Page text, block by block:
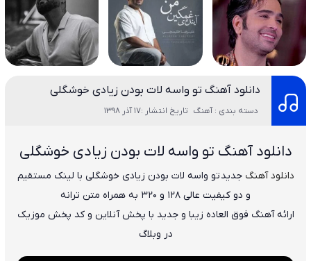
دانلود آهنگ تو واسه لات بودن زیادی خوشگلی
دسته بندی : آهنگ تاریخ انتشار :17 آذر 1398
دانلود آهنگ تو واسه لات بودن زیادی خوشگلی
دانلود آهنگ جدیدتو واسه لات بودن زیادی خوشگلی با لینک مستقیم
و دو کیفیت عالی ۱۲۸ و ۳۲۰ به همراه متن ترانه
ارائه آهنگ فوق العاده زیبا و جدید با پخش آنلاین و کد پخش موزیک
در وبلاگ